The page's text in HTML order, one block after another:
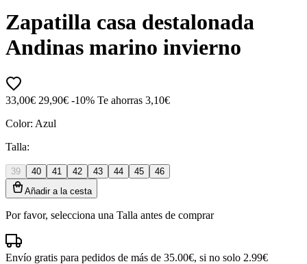
Zapatilla casa destalonada
Andinas marino invierno
33,00€ 29,90€ -10% Te ahorras 3,10€
Color: Azul
Talla:
39 40 41 42 43 44 45
46
Añadir a la cesta
Por favor, selecciona una Talla antes de comprar
Envío gratis para pedidos de más de 35.00€, si no solo 2.99€